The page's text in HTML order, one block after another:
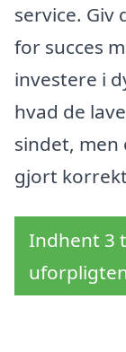
service. Giv
for succes
investere i
hvad de
sindet, men
gjort
Indhent 3